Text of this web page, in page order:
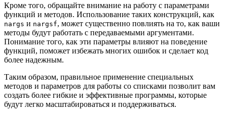
Кроме того, обращайте внимание на работу с параметрами
функций и методов. Использование таких конструкций, как
nargs и nargsf, может существенно повлиять на то, как ваши
методы будут работать с передаваемыми аргументами.
Понимание того, как эти параметры влияют на поведение
функций, поможет избежать многих ошибок и сделает код
более надежным.
Таким образом, правильное применение специальных
методов и параметров для работы со списками позволит вам
создать более гибкие и эффективные программы, которые
будут легко масштабироваться и поддерживаться.